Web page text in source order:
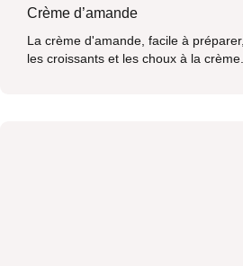
Crème d’amande
La crème d'amande, facile à
les croissants et les choux à la crème.